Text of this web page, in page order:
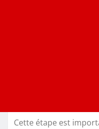
Cette étape est